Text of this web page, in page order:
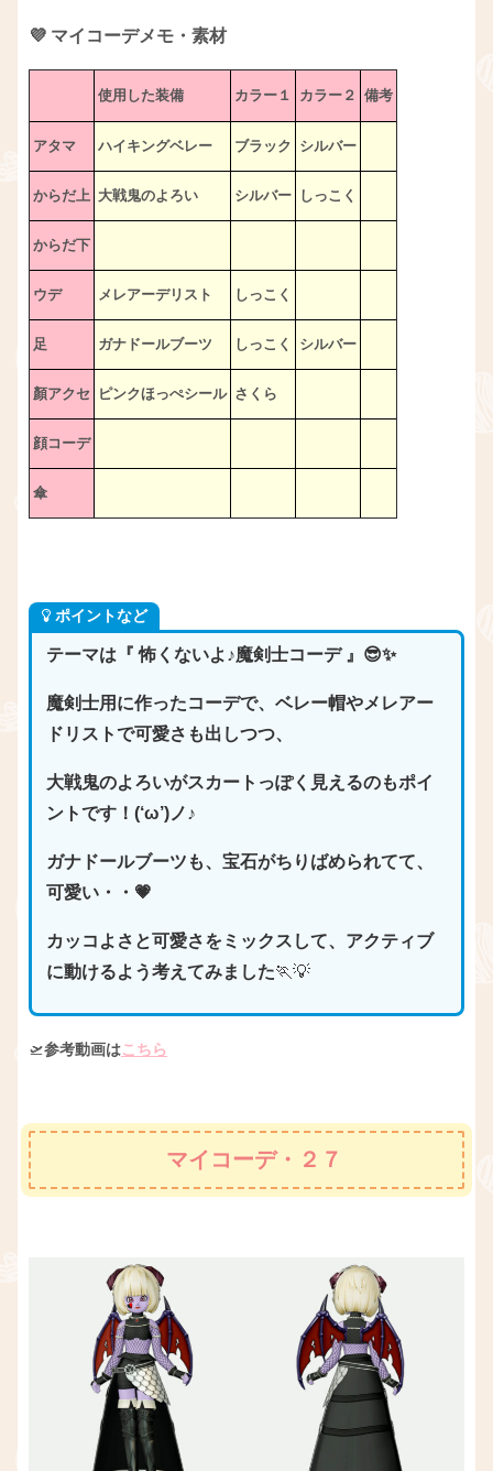
💜 マイコーデメモ・素材
使用した装備 カラー１ カラー２ 備考
アタマ ハイキングベレー ブラック シルバー
からだ上 大戦鬼のよろい シルバー しっこく
からだ下
ウデ メレアーデリスト しっこく
足 ガナドールブーツ しっこく シルバー
顏アクセ ピンクほっぺシール さくら
顔コーデ
傘
ポイントなど
テーマは『 怖くないよ♪魔剣士コーデ 』😎✨
魔剣士用に作ったコーデで、ベレー帽やメレアー
ドリストで可愛さも出しつつ、
大戦鬼のよろいがスカートっぽく見えるのもポイ
ントです！(‘ω’)ノ♪
ガナドールブーツも、宝石がちりばめられてて、
可愛い・・💗
カッコよさと可愛さをミックスして、アクティブ
に動けるよう考えてみました🏃💡
🛫参考動画はこちら
マイコーデ・２７